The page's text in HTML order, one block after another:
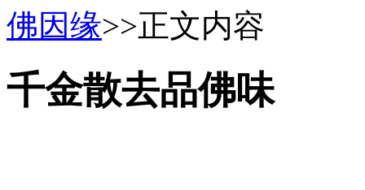
佛因缘>>正文内容
千金散去品佛味